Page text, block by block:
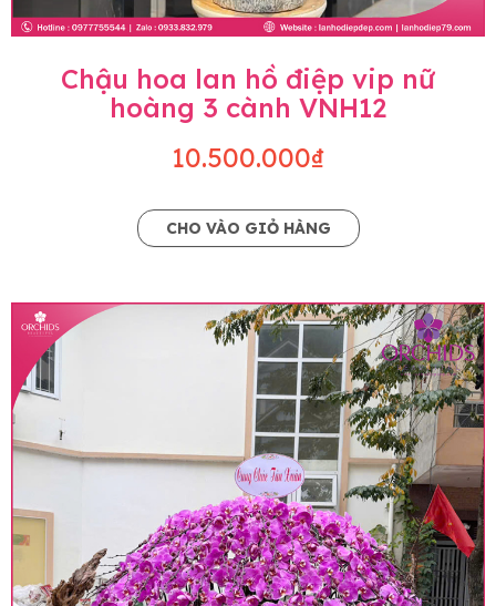
Chậu hoa lan hồ điệp vip nữ
hoàng 3 cành VNH12
10.500.000₫
CHO VÀO GIỎ HÀNG